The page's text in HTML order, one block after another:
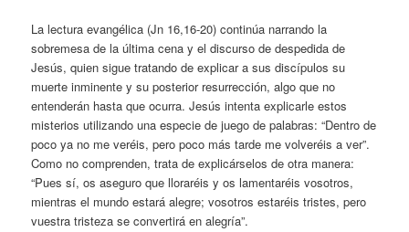
La lectura evangélica (Jn 16,16-20) continúa narrando la
sobremesa de la última cena y el discurso de despedida de
Jesús, quien sigue tratando de explicar a sus discípulos su
muerte inminente y su posterior resurrección, algo que no
entenderán hasta que ocurra. Jesús intenta explicarle estos
misterios utilizando una especie de juego de palabras: “Dentro de
poco ya no me veréis, pero poco más tarde me volveréis a ver”.
Como no comprenden, trata de explicárselos de otra manera:
“Pues sí, os aseguro que lloraréis y os lamentaréis vosotros,
mientras el mundo estará alegre; vosotros estaréis tristes, pero
vuestra tristeza se convertirá en alegría”.